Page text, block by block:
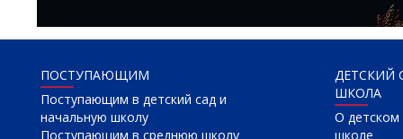
ПОСТУПАЮЩИМ
Поступающим в детский сад и
начальную школу
Поступающим в среднюю школу
ДЕТСКИЙ
ШКОЛА
О детском
школе